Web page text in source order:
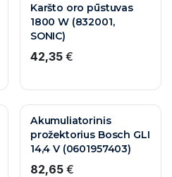
Karšto oro pūstuvas
1800 W (832001,
SONIC)
42,35€
Akumuliatorinis
prožektorius Bosch GLI
14,4 V (0601957403)
82,65€